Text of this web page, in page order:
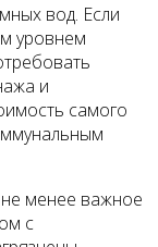
вод. Если
уровнем
и
самого
менее важное
с